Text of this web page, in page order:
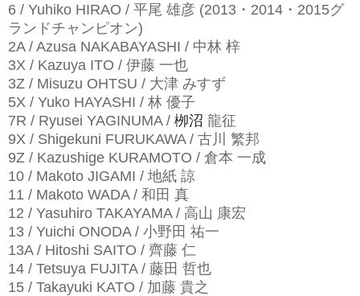
6 / Yuhiko HIRAO / 平尾 雄彦 (2013・2014・2015グ
ランドチャンピオン)
2A / Azusa NAKABAYASHI / 中林 梓
3X / Kazuya ITO / 伊藤 一也
3Z / Misuzu OHTSU / 大津 みすず
5X / Yuko HAYASHI / 林 優子
7R / Ryusei YAGINUMA / 栁沼 龍征
9X / Shigekuni FURUKAWA / 古川 繁邦
9Z / Kazushige KURAMOTO / 倉本 一成
10 / Makoto JIGAMI / 地紙 諒
11 / Makoto WADA / 和田 真
12 / Yasuhiro TAKAYAMA / 高山 康宏
13 / Yuichi ONODA / 小野田 祐一
13A / Hitoshi SAITO / 齊藤 仁
14 / Tetsuya FUJITA / 藤田 哲也
15 / Takayuki KATO / 加藤 貴之